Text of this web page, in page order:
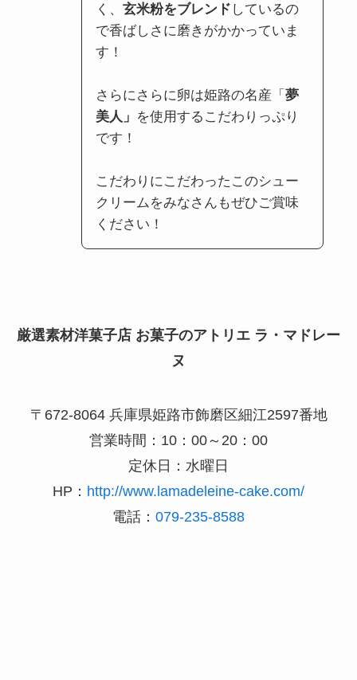
く、 玄米粉をブレンド しているの
で香ばしさに磨きがかかっていま
す！
さらにさらに卵は姫路の名産「 夢
美人」 を使用するこだわりっぷり
です！
こだわりにこだわったこのシュー
クリームをみなさんもぜひご賞味
ください！
厳選素材洋菓子店 お菓子のアトリエ ラ・マドレー
ヌ
〒672-8064 兵庫県姫路市飾磨区細江2597番地
営業時間：10：00～20：00
定休日：水曜日
HP： http://www.lamadeleine-cake.com/
電話： 079-235-8588